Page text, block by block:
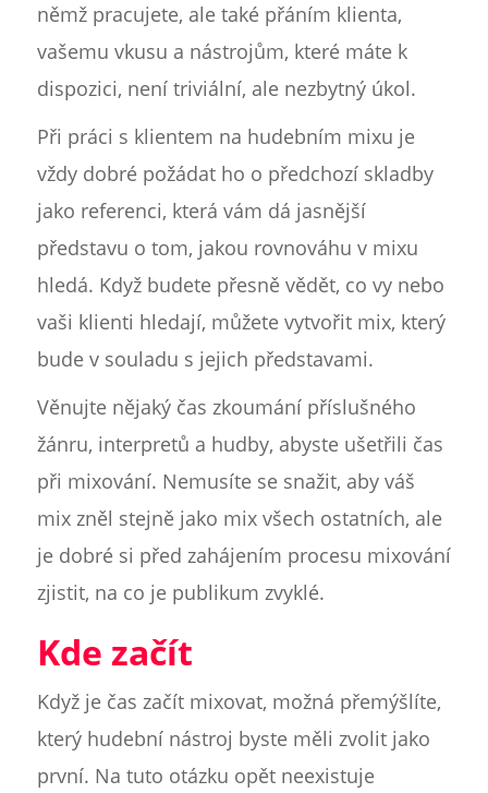
němž pracujete, ale také přáním klienta,
vašemu vkusu a nástrojům, které máte k
dispozici, není triviální, ale nezbytný úkol.
Při práci s klientem na hudebním mixu je
vždy dobré požádat ho o předchozí skladby
jako referenci, která vám dá jasnější
představu o tom, jakou rovnováhu v mixu
hledá. Když budete přesně vědět, co vy nebo
vaši klienti hledají, můžete vytvořit mix, který
bude v souladu s jejich představami.
Věnujte nějaký čas zkoumání příslušného
žánru, interpretů a hudby, abyste ušetřili čas
při mixování. Nemusíte se snažit, aby váš
mix zněl stejně jako mix všech ostatních, ale
je dobré si před zahájením procesu mixování
zjistit, na co je publikum zvyklé.
Kde začít
Když je čas začít mixovat, možná přemýšlíte,
který hudební nástroj byste měli zvolit jako
první. Na tuto otázku opět neexistuje